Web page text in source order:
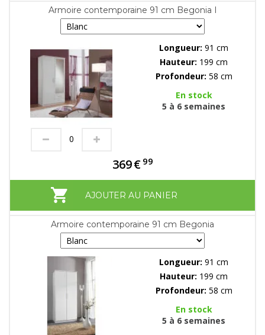
Armoire contemporaine 91 cm Begonia I
Longueur: 91 cm
Hauteur: 199 cm
Profondeur: 58 cm
En stock
5 à 6 semaines
369€ 99
AJOUTER AU PANIER
Armoire contemporaine 91 cm Begonia
Longueur: 91 cm
Hauteur: 199 cm
Profondeur: 58 cm
En stock
5 à 6 semaines